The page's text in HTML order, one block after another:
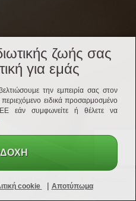
Σύμμαχος
ζωής σας
για εμάς
την εμπειρία σας στον
ειδικά προσαρμοσμένο
εάν συμφωνείτε ή θέλετε να
cookie | Αποτύπωμα